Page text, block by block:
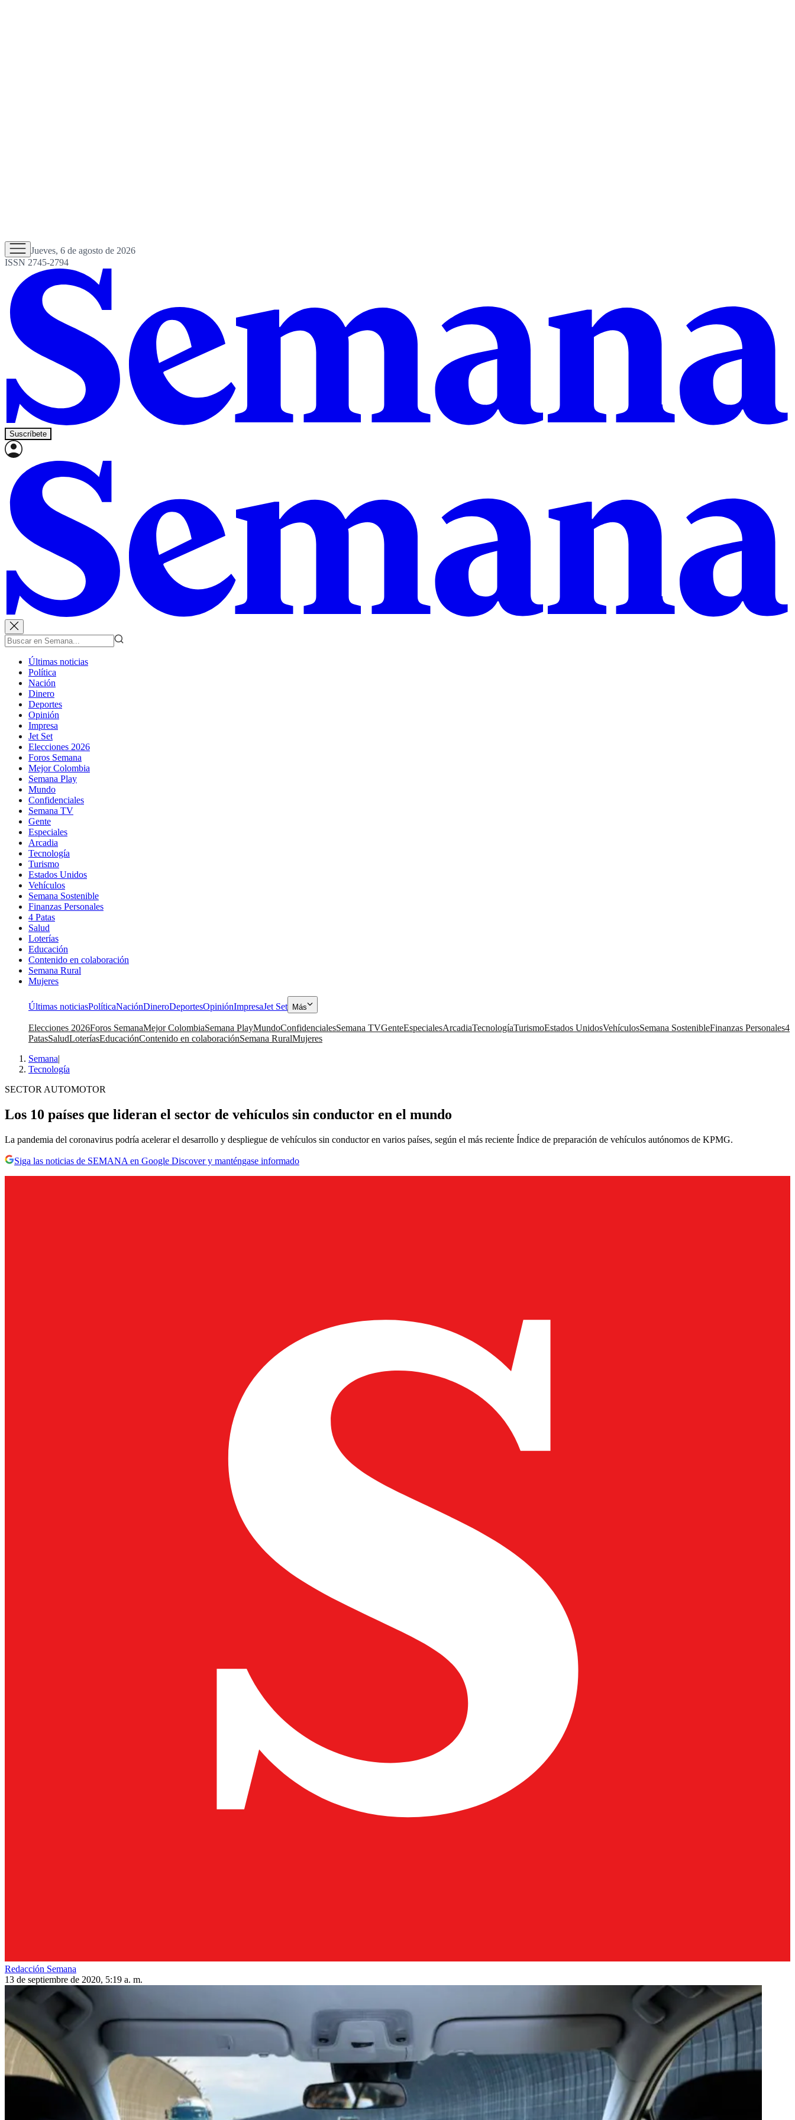
Jueves, 6 de agosto de 2026
ISSN 2745-2794
Suscríbete
Últimas noticias
Política
Nación
Dinero
Deportes
Opinión
Impresa
Jet Set
Elecciones 2026
Foros Semana
Mejor Colombia
Semana Play
Mundo
Confidenciales
Semana TV
Gente
Especiales
Arcadia
Tecnología
Turismo
Estados Unidos
Vehículos
Semana Sostenible
Finanzas Personales
4 Patas
Salud
Loterías
Educación
Contenido en colaboración
Semana Rural
Mujeres
Últimas noticiasPolíticaNaciónDineroDeportesOpiniónImpresaJet Set Más
Elecciones 2026Foros SemanaMejor ColombiaSemana PlayMundoConfidencialesSemana TVGenteEspecialesArcadiaTecnologíaTurismoEstados UnidosVehículosSemana SostenibleFinanzas Personales4
PatasSaludLoteríasEducaciónContenido en colaboraciónSemana RuralMujeres
Semana|
Tecnología
SECTOR AUTOMOTOR
Los 10 países que lideran el sector de vehículos sin conductor en el mundo
La pandemia del coronavirus podría acelerar el desarrollo y despliegue de vehículos sin conductor en varios países, según el más reciente Índice de preparación de vehículos autónomos de KPMG.
Siga las noticias de SEMANA en Google Discover y manténgase informado
Redacción Semana
13 de septiembre de 2020, 5:19 a. m.